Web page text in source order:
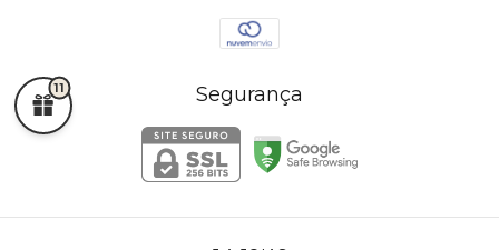
Segurança
11